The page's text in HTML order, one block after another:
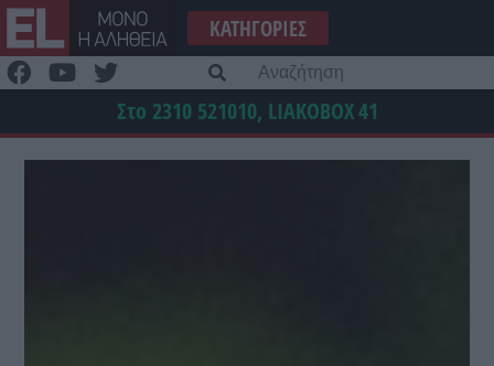
Μετάβαση
στο
περιεχόμενο
ΚΑΤΗΓΟΡΊΕΣ
Στο 2310 521010, LIAKOBOX41